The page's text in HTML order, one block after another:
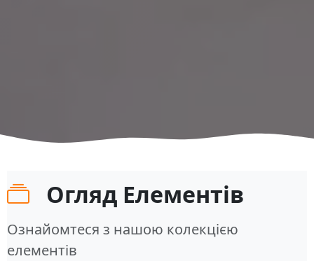
Огляд Елементів
Ознайомтеся з нашою колекцією
елементів